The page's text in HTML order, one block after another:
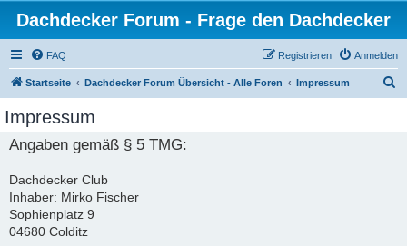
Dachdecker Forum - Frage den Dachdecker
FAQ Anmelden
Registrieren
Startseite Dachdecker Forum Übersicht - Alle Foren Impressum
Impressum
Angaben gemäß § 5 TMG:
Dachdecker Club
Inhaber: Mirko Fischer
Sophienplatz 9
04680 Colditz